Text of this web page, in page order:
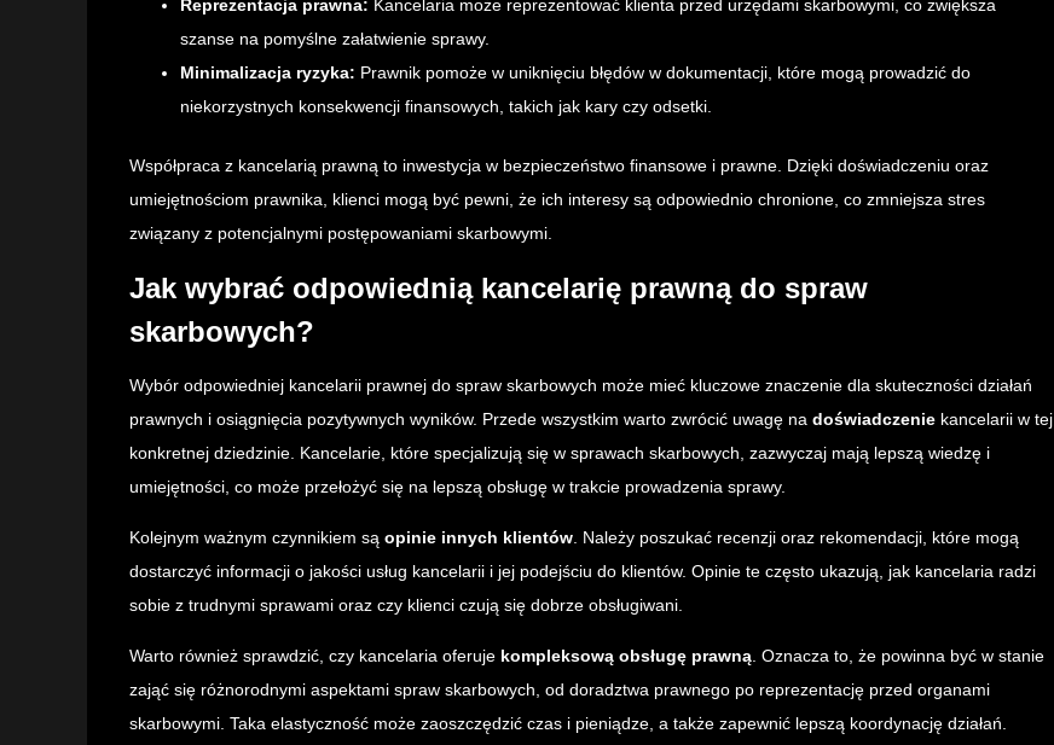
Reprezentacja prawna: Kancelaria może reprezentować klienta przed urzędami skarbowymi, co zwiększa
szanse na pomyślne załatwienie sprawy.
Minimalizacja ryzyka: Prawnik pomoże w uniknięciu błędów w dokumentacji, które mogą prowadzić do
niekorzystnych konsekwencji finansowych, takich jak kary czy odsetki.
Współpraca z kancelarią prawną to inwestycja w bezpieczeństwo finansowe i prawne. Dzięki doświadczeniu oraz
umiejętnościom prawnika, klienci mogą być pewni, że ich interesy są odpowiednio chronione, co zmniejsza stres
związany z potencjalnymi postępowaniami skarbowymi.
Jak wybrać odpowiednią kancelarię prawną do spraw
skarbowych?
Wybór odpowiedniej kancelarii prawnej do spraw skarbowych może mieć kluczowe znaczenie dla skuteczności działań
prawnych i osiągnięcia pozytywnych wyników. Przede wszystkim warto zwrócić uwagę na doświadczenie kancelarii w tej
konkretnej dziedzinie. Kancelarie, które specjalizują się w sprawach skarbowych, zazwyczaj mają lepszą wiedzę i
umiejętności, co może przełożyć się na lepszą obsługę w trakcie prowadzenia sprawy.
Kolejnym ważnym czynnikiem są opinie innych klientów . Należy poszukać recenzji oraz rekomendacji, które mogą
dostarczyć informacji o jakości usług kancelarii i jej podejściu do klientów. Opinie te często ukazują, jak kancelaria radzi
sobie z trudnymi sprawami oraz czy klienci czują się dobrze obsługiwani.
Warto również sprawdzić, czy kancelaria oferuje kompleksową obsługę prawną . Oznacza to, że powinna być w stanie
zająć się różnorodnymi aspektami spraw skarbowych, od doradztwa prawnego po reprezentację przed organami
skarbowymi. Taka elastyczność może zaoszczędzić czas i pieniądze, a także zapewnić lepszą koordynację działań.